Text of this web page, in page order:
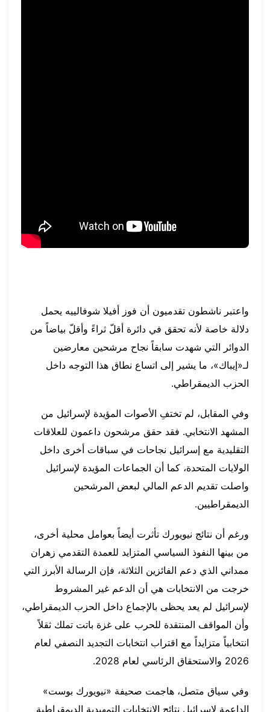
واعتبر ناشطون تقدميون أن فوز أفيلا شوفالييه يحمل
دلالة خاصة لأنه تحقق في دائرة أقلّ ثراءً وأقلّ بياضاً من
الدوائر التي شهدت سابقاً نجاح مرشحين معارضين
لـ«إيباك»، ما يشير إلى اتساع نطاق هذا التوجه داخل
الحزب الديمقراطي.
وفي المقابل، لم تختفِ الأصوات المؤيدة لإسرائيل من
المشهد الانتخابي. فقد حقق مرشحون داعمون للعلاقات
التقليدية مع إسرائيل نجاحات في سباقات أخرى داخل
الولايات المتحدة، كما أن الجماعات المؤيدة لإسرائيل
واصلت تقديم الدعم المالي لبعض المرشحين
الديمقراطيين.
ورغم أن نتائج نيويورك تأثرت أيضاً بعوامل محلية أخرى،
من بينها النفوذ السياسي المتزايد للعمدة التقدمي زهران
ممداني الذي دعم الفائزين الثلاثة، فإن الرسالة الأبرز التي
خرجت من الانتخابات هي أن الدعم غير المشروط
لإسرائيل لم يعد يحظى بالإجماع داخل الحزب الديمقراطي،
وأن المواقف المنتقدة للحرب على غزة باتت تملك ثقلاً
انتخابياً متزايداً مع اقتراب انتخابات التجديد النصفي لعام
2026 والاستحقاق الرئاسي لعام 2028.
وفي سياق متصل، هاجمت صحيفة «نيويورك بوست»
الداعمة لإسرائيل نتائج الانتخابات التمهيدية الديمقراطية